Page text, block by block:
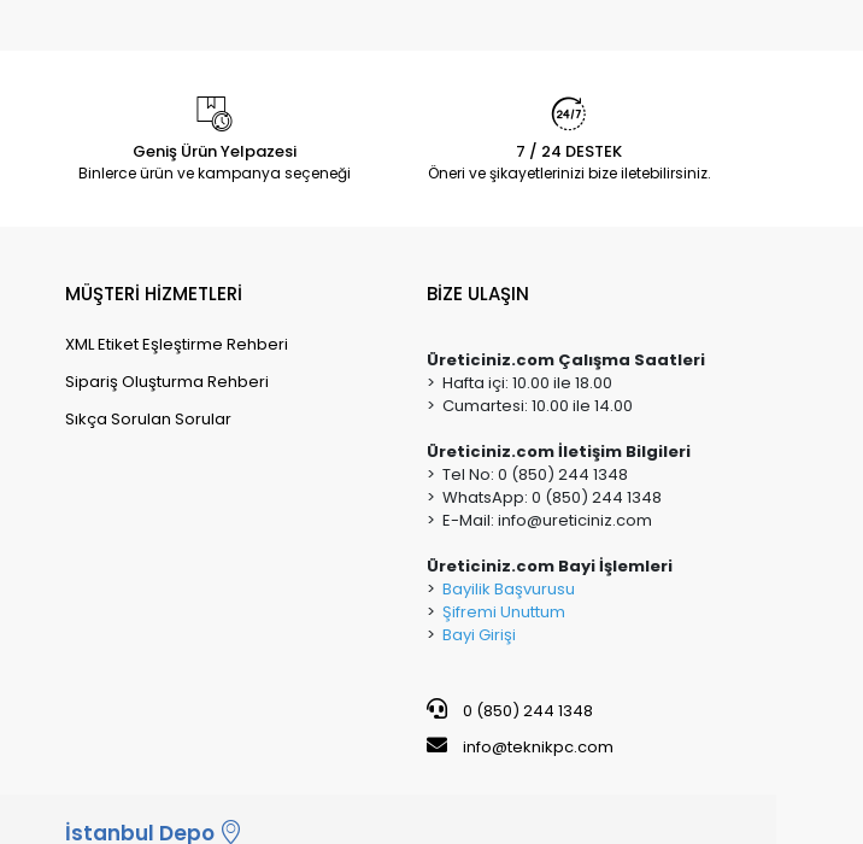
Geniş Ürün Yelpazesi
Binlerce ürün ve kampanya seçeneği
7 / 24 DESTEK
Öneri ve şikayetlerinizi bize iletebilirsiniz.
MÜŞTERİ HİZMETLERİ
XML Etiket Eşleştirme Rehberi
Sipariş Oluşturma Rehberi
Sıkça Sorulan Sorular
BİZE ULAŞIN
Üreticiniz.com Çalışma Saatleri
> Hafta içi: 10.00 ile 18.00
> Cumartesi: 10.00 ile 14.00
Üreticiniz.com İletişim Bilgileri
> Tel No: 0 (850) 244 1348
> WhatsApp: 0 (850) 244 1348
> E-Mail: info@ureticiniz.com
Üreticiniz.com Bayi İşlemleri
> Bayilik Başvurusu
> Şifremi Unuttum
> Bayi Girişi
0 (850) 244 1348
info@teknikpc.com
İstanbul Depo